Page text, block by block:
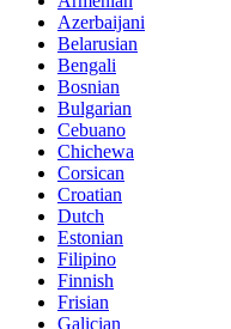
Azerbaijani
Belarusian
Bengali
Bosnian
Bulgarian
Cebuano
Chichewa
Corsican
Croatian
Dutch
Estonian
Filipino
Finnish
Frisian
Galician